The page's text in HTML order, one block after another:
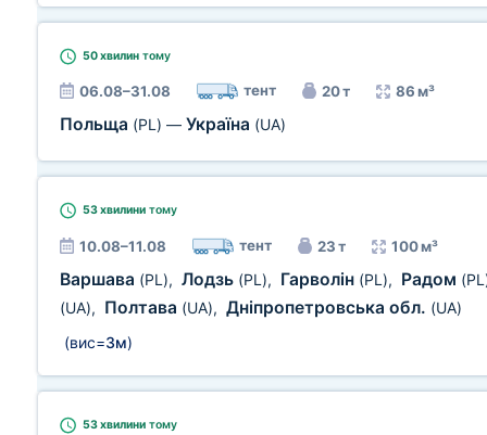
50 хвилин тому
06.08–31.08 тент 20 т 86 м³
Польща (PL) — Україна (UA)
53 хвилини тому
10.08–11.08 тент 23 т 100 м³
Варшава (PL), Лодзь (PL), Гарволін (PL), Радом
(UA), Полтава (UA), Дніпропетровська обл. (UA)
(вис=3м)
53 хвилини тому